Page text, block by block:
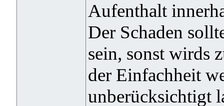
Aufenthalt
Der Schaden
sein, sonst wirds
der Einfachheit
unberücksichtigt